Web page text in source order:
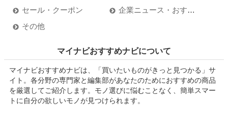
セール・クーポン
企業ニュース・おすすめ情報
その他
マイナビおすすめナビについて
マイナビおすすめナビは、「買いたいものがきっと見つかる」サ
イト。各分野の専門家と編集部があなたのためにおすすめの商品
を厳選してご紹介します。モノ選びに悩むことなく、簡単スマー
トに自分の欲しいモノが見つけられます。